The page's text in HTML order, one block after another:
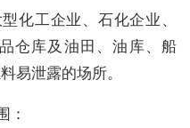
化工企业、石化企业、
仓库及油田、油库、船
易泄露的场所。
：